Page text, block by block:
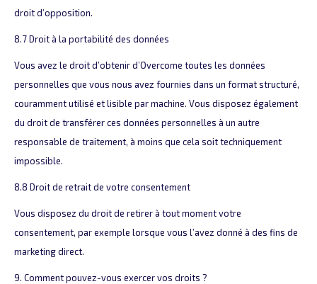
droit d’opposition.
8.7 Droit à la portabilité des données
Vous avez le droit d’obtenir d’Overcome toutes les données
personnelles que vous nous avez fournies dans un format structuré,
couramment utilisé et lisible par machine. Vous disposez également
du droit de transférer ces données personnelles à un autre
responsable de traitement, à moins que cela soit techniquement
impossible.
8.8 Droit de retrait de votre consentement
Vous disposez du droit de retirer à tout moment votre
consentement, par exemple lorsque vous l’avez donné à des fins de
marketing direct.
9. Comment pouvez-vous exercer vos droits ?